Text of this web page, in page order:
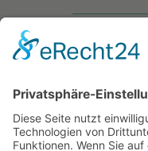
• Allgemeine
•